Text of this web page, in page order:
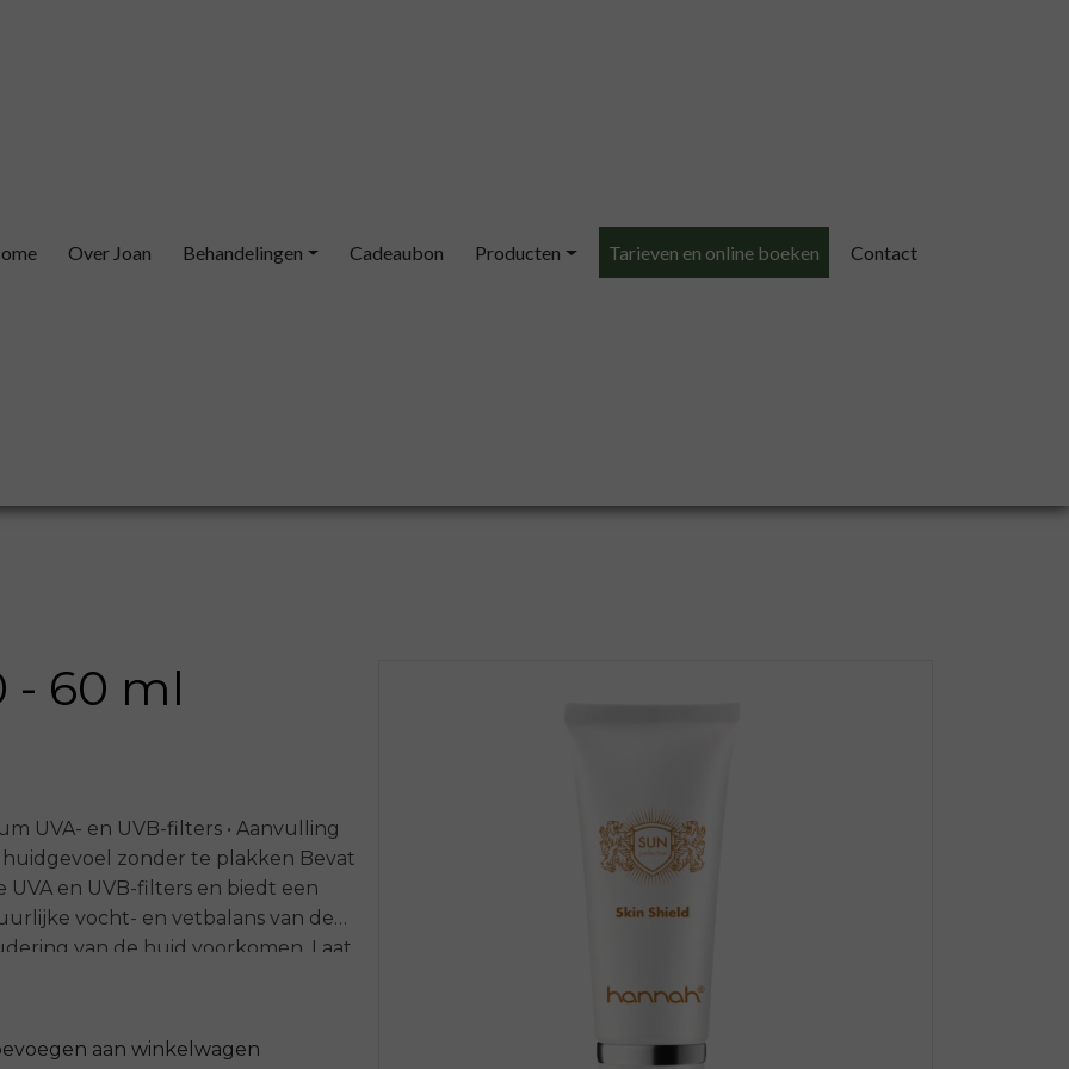
Over Joan Behandelingen Cadeaubon Producten Tarieven en online boeken Contact
- 60 ml
UVA- en UVB-filters • Aanvulling
zonder te plakken Bevat
en UVB-filters en biedt een
vocht- en vetbalans van de
van de huid voorkomen. Laat
Tris-Biphenyl Triazine
aan winkelwagen